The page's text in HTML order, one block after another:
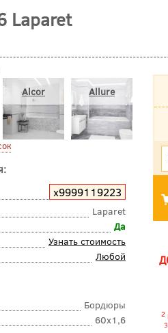
Laparet
Alcor Allure
х9999119223
Laparet
Да
Узнать стоимость
Любой
Бордюры
60x1,6
2
3